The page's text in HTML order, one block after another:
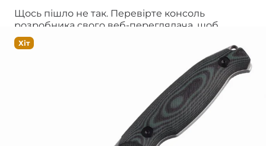
Щось пішло не так. Перевірте консоль
розробника свого веб-переглядача, щоб
дізнатися більше.
Хіт